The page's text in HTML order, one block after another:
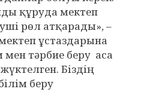
құруда мектеп
рөл атқарады», –
ұстаздарына
мен тәрбие беру аса
Біздің
беру